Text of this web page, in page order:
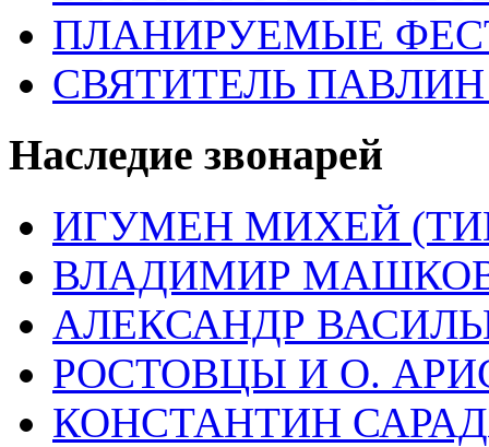
ПЛАНИРУЕМЫЕ
СВЯТИТЕЛЬ
Наследие звонарей
ИГУМЕН МИХЕЙ
ВЛАДИМИР
АЛЕКСАНДР
РОСТОВЦЫ И О.
КОНСТАНТИН